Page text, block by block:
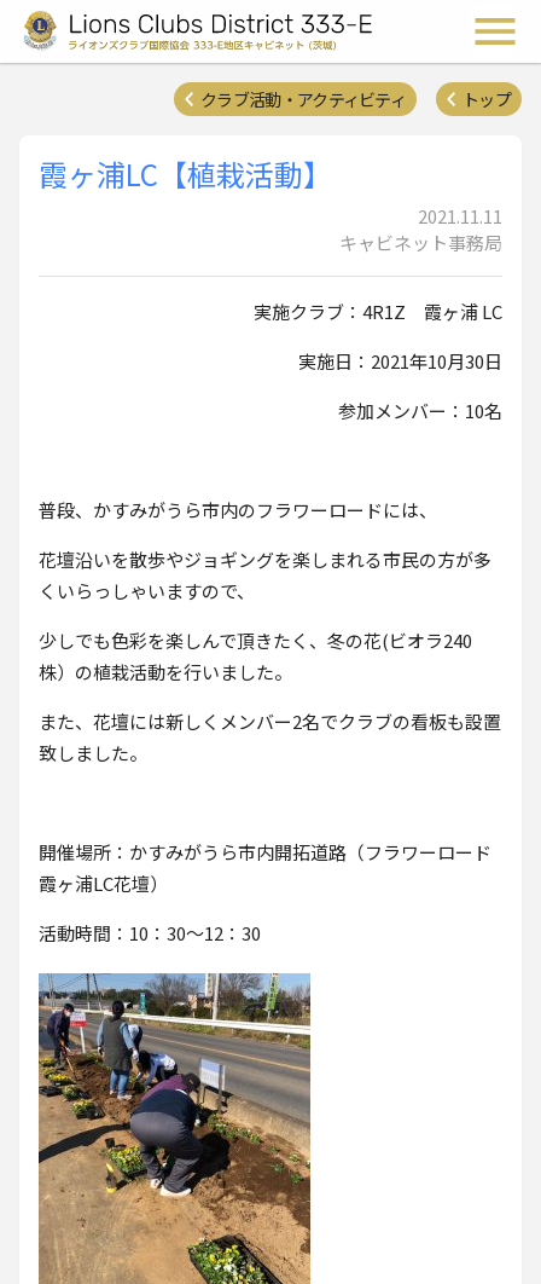
ライオンズクラ
トップ
クラブ活動・アクティビティ
霞ヶ浦LC【植栽活動】
2021.11.11
キャビネット事務局
実施クラブ：4R1Z 霞ヶ浦 LC
実施日：2021年10月30日
参加メンバー：10名
普段、かすみがうら市内のフラワーロードには、
花壇沿いを散歩やジョギングを楽しまれる市民の方が多
くいらっしゃいますので、
少しでも色彩を楽しんで頂きたく、冬の花(ビオラ240
株）の植栽活動を行いました。
また、花壇には新しくメンバー2名でクラブの看板も設置
致しました。
開催場所：かすみがうら市内開拓道路（フラワーロード
霞ヶ浦LC花壇）
活動時間：10：30～12：30